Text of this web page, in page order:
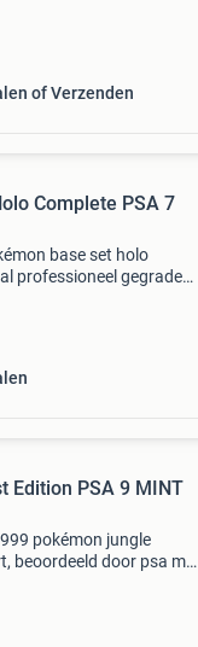
of Verzenden
Complete PSA 7
base set holo
professioneel gegrade
Edition PSA 9 MINT
pokémon jungle
beoordeeld door psa met